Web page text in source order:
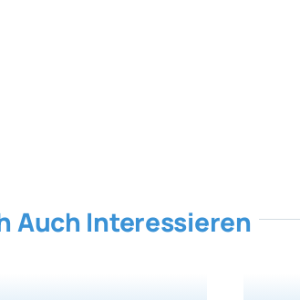
Auch Interessieren